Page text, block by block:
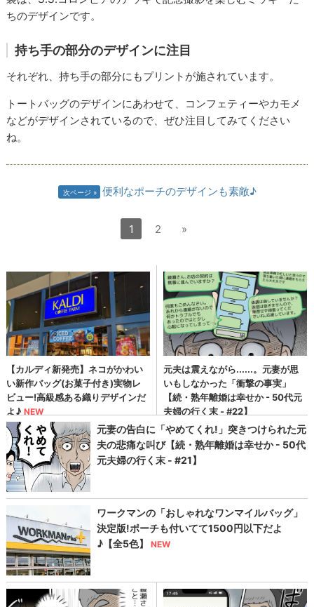
ちのデザインです。
持ち手の部分のデザインに注目
それぞれ、持ち手の部分にもプリントが施されています。
トートバッグのデザインにあわせて、コンフェティーやカモメ
などがデザインされているので、ぜひ注目してみてください
ね。
次ページ 便利なポーチのデザインも素敵♪
1 2 »